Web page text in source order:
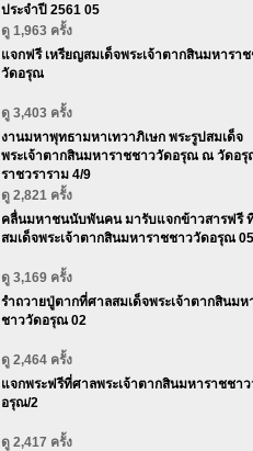
ประจำปี 2561 05
ดู 1,963 ครั้ง
แจกฟรี เหรียญสมเด็จพระเจ้าตากสินมหารา
วัดอรุณ
ดู 3,403 ครั้ง
งานมหาพุทธามหาเทวาภิเษก พระรูปสมเด็จ
พระเจ้าตากสินมหาราชชาววัดอรุณ ณ วัดอ
ราชวราราม 4/9
ดู 2,821 ครั้ง
คลื่นมหาชนนับพันคน มารับแจกข้าวสารฟรี
สมเด็จพระเจ้าตากสินมหาราชชาววัดอรุณ 05
ดู 3,169 ครั้ง
รำถวายปู่ตากที่ศาลสมเด็จพระเจ้าตากสินมห
ชาววัดอรุณ 02
ดู 2,464 ครั้ง
แจกพระฟรีที่ศาลพระเจ้าตากสินมหาราชชา
อรุณ/2
ดู 2,417 ครั้ง